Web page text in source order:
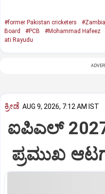
#former Pakistan cricketers #Zambia
Board
#PCB #Mohammad Hafeez
ati Rayudu
ಕ್ರೀಡೆ AUG 9, 2026, 7:12 AM IST
ಐಪಿಎಲ್‌
ಪ್ರಮುಖ